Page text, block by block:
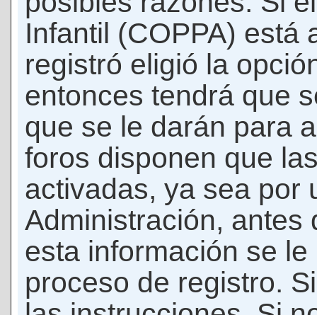
Infantil (COPPA) está
registró eligió la
entonces tendrá que
que se le darán para
foros disponen que
activadas, ya sea por
Administración, antes
esta información se
proceso de registro.